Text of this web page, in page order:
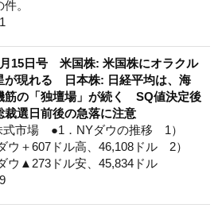
。
15日号 米国株: 米国株にオラクル
が現れる 日本株: 日経平均は、海
筋の「独壇場」が続く SQ値決定後
裁選日前後の急落に注意
式市場 ●1．NYダウの推移 1）
ウ＋607ドル高、46,108ドル 2）
ウ▲273ドル安、45,834ドル